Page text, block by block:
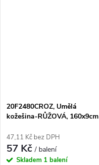
20F2480CROZ, Umělá
kožešina-RŮŽOVÁ, 160x9cm
47,11 Kč bez DPH
57 Kč/ balení
Skladem 1 balení